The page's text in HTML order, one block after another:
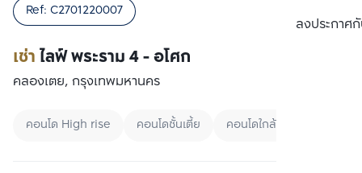
ลงประกาศกั
เช่าไลฟ์ พระราม 4 - อโศก
Ref: C2701220007
คลองเตย, กรุงเทพมหานคร
คอนโด High rise คอนโดชั้นเตี้ย คอนโดใกล้ MRT
เปรียบเทียบ